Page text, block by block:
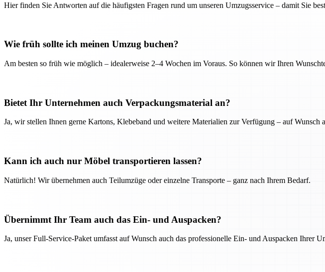
Hier finden Sie Antworten auf die häufigsten Fragen rund um unseren Umzugsservice – damit Sie
Wie früh sollte ich meinen Umzug buchen?
Am besten so früh wie möglich – idealerweise 2–4 Wochen im Voraus. So können wir Ihren
Bietet Ihr Unternehmen auch Verpackungsmaterial an?
Ja, wir stellen Ihnen gerne Kartons, Klebeband und weitere Materialien zur Verfügung – auf Wunsch
Kann ich auch nur Möbel transportieren lassen?
Natürlich! Wir übernehmen auch Teilumzüge oder einzelne Transporte – ganz nach Ihrem Bedarf.
Übernimmt Ihr Team auch das Ein- und Auspacken?
Ja, unser Full-Service-Paket umfasst auf Wunsch auch das professionelle Ein- und Auspacken Ihrer